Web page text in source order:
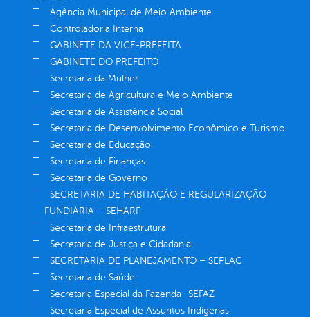
Agência Municipal de Meio Ambiente
Controladoria Interna
GABINETE DA VICE-PREFEITA
GABINETE DO PREFEITO
Secretaria da Mulher
Secretaria de Agricultura e Meio Ambiente
Secretaria de Assistência Social
Secretaria de Desenvolvimento Econômico e Turismo
Secretaria de Educação
Secretaria de Finanças
Secretaria de Governo
SECRETARIA DE HABITAÇÃO E REGULARIZAÇÃO
FUNDIÁRIA – SEHARF
Secretaria de Infraestrutura
Secretaria de Justiça e Cidadania
SECRETARIA DE PLANEJAMENTO – SEPLAC
Secretaria de Saúde
Secretaria Especial da Fazenda- SEFAZ
Secretaria Especial de Assuntos Indígenas